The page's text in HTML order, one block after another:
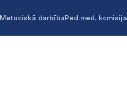
Metodiskā darbībaPed.med. komisija